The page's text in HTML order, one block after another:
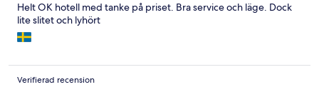
Helt OK hotell med tanke på priset. Bra service och läge. Dock
lite slitet och lyhört
Verifierad recension